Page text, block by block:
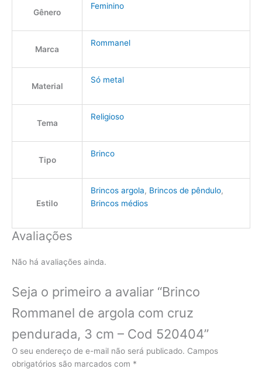
Gênero
Feminino
Marca
Rommanel
Material
Só metal
Tema
Religioso
Tipo
Brinco
Estilo
Brincos argola, Brincos de pêndulo,
Brincos médios
Avaliações
Não há avaliações ainda.
Seja o primeiro a avaliar “Brinco
Rommanel de argola com cruz
pendurada, 3 cm – Cod 520404”
O seu endereço de e-mail não será publicado. Campos
obrigatórios são marcados com *